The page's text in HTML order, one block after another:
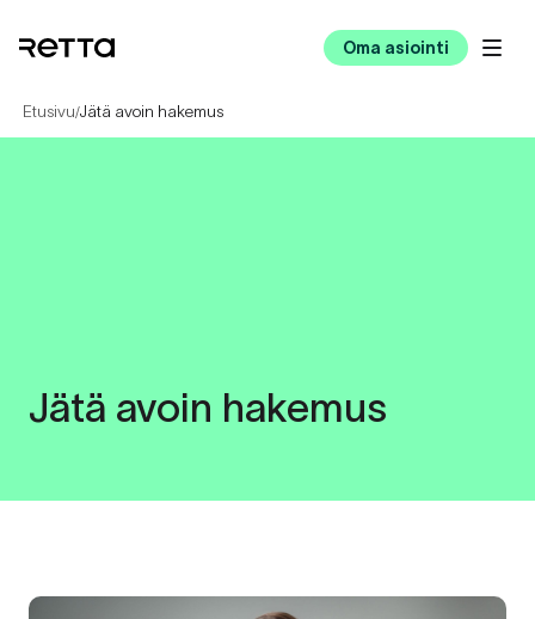
Oma asiointi
Etusivu/Jätä avoin hakemus
Jätä avoin hakemus